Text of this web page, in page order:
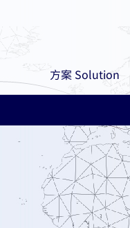
方案 Solution